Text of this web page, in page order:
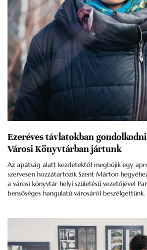
Ezeréves távlatokban
Városi Könyvtárban jártunk
Az apátság alatt kezdetektől megbújik egy
szervesen hozzátartozik Szent Márton
a városi könyvtár helyi születésű vezetőjével
bensőséges hangulatú városáról beszélgettünk.